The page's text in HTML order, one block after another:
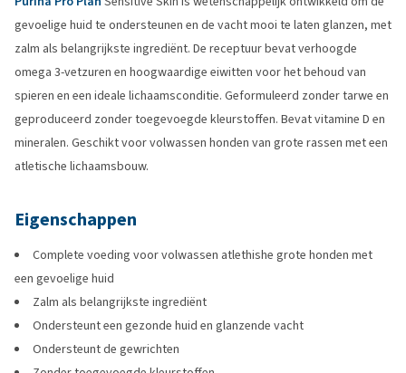
gevoelige huid te ondersteunen en de vacht mooi te laten glanzen, met
zalm als belangrijkste ingrediënt. De receptuur bevat verhoogde
omega 3-vetzuren en hoogwaardige eiwitten voor het behoud van
spieren en een ideale lichaamsconditie. Geformuleerd zonder tarwe en
geproduceerd zonder toegevoegde kleurstoffen. Bevat vitamine D en
mineralen. Geschikt voor volwassen honden van grote rassen met een
atletische lichaamsbouw.
Eigenschappen
Complete voeding voor volwassen atlethishe grote honden met
een gevoelige huid
Zalm als belangrijkste ingrediënt
Ondersteunt een gezonde huid en glanzende vacht
Ondersteunt de gewrichten